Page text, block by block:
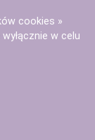
cookies »
w celu